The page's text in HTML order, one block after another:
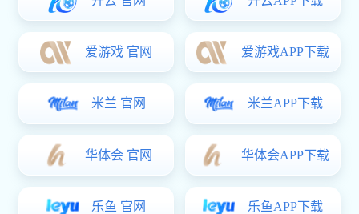
这款敲击琴不仅能够提升孩子们对音乐的感知能力，还能
有效锻炼他们的手眼协调能力和创造力。琴管上还有独特
的雕花设计，精致而又美观！